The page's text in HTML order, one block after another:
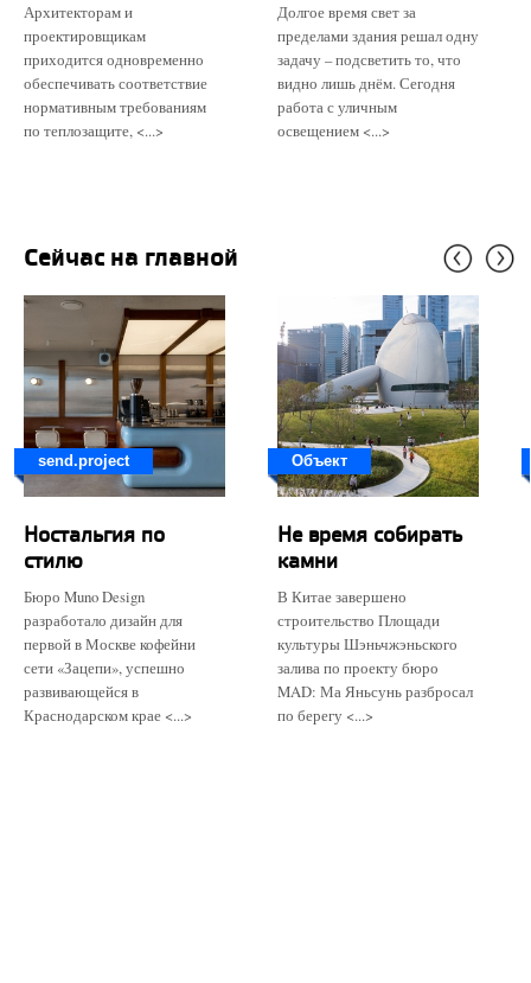
Архитекторам и
проектировщикам
приходится одновременно
обеспечивать соответствие
нормативным требованиям
по теплозащите, <...>
Долгое время свет за
пределами здания решал одну
задачу – подсветить то, что
видно лишь днём. Сегодня
работа с уличным
освещением <...>
Сейчас на главной
send.project
Ностальгия по
стилю
Бюро Muno Design
разработало дизайн для
первой в Москве кофейни
сети «Зацепи», успешно
развивающейся в
Краснодарском крае <...>
Объект
Не время собирать
камни
В Китае завершено
строительство Площади
культуры Шэньчжэньского
залива по проекту бюро
MAD: Ма Яньсунь разбросал
по берегу <...>